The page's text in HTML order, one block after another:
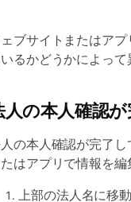
ブサイトまたはア
るかどうかによって
人の本人確認
の本人確認が完了
はアプリで情報を編
上部の法人名に移